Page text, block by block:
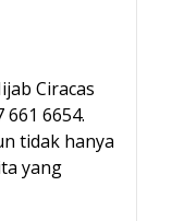
Ciracas
6654.
tidak hanya
yang